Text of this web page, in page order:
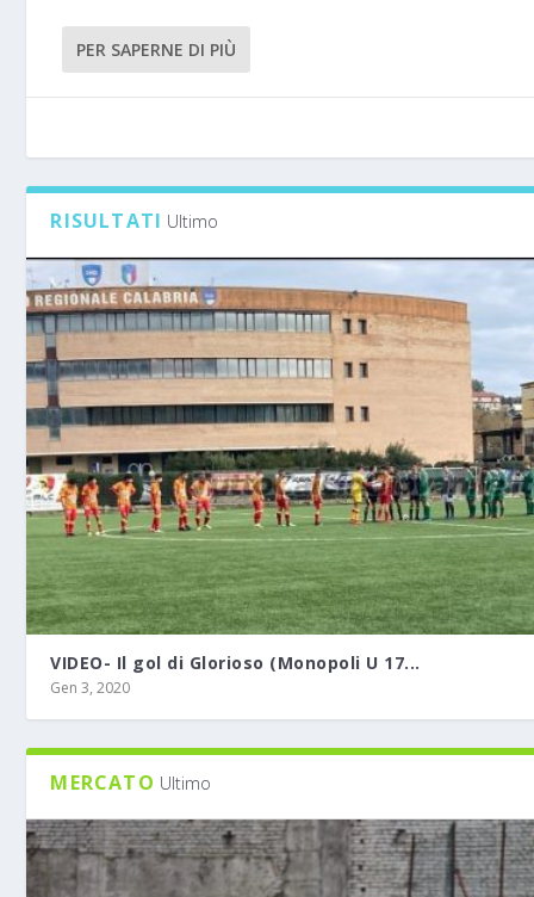
PER SAPERNE DI PIÙ
RISULTATI Ultimo
VIDEO- Il gol di Glorioso (Monopoli U 17...
Gen 3, 2020
MERCATO Ultimo